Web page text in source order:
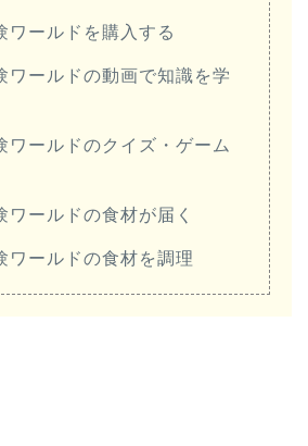
ワールドを購入する
ワールドの動画で知識を学
ワールドのクイズ・ゲーム
ワールドの食材が届く
ワールドの食材を調理